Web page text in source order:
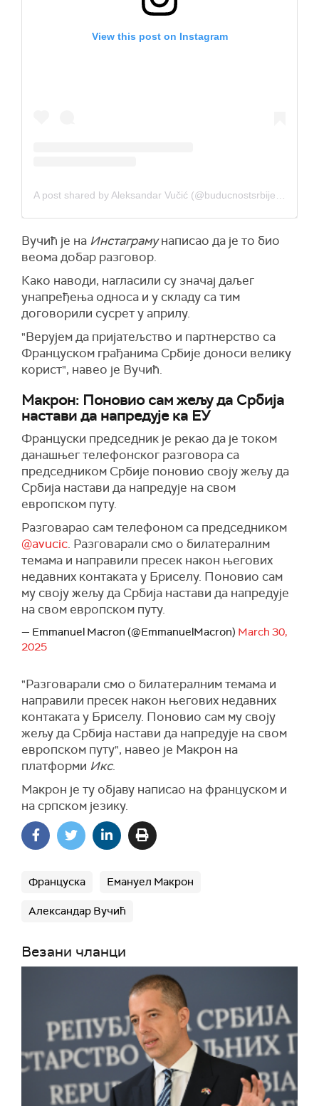
View this post on Instagram
Вучић је на Инстаграмунаписао да је то био
веома добар разговор.
Како наводи, нагласили су значај даљег
унапређења односа и у складу са тим
договорили сусрет у априлу.
"Верујем да пријатељство и партнерство са
Француском грађанима Србије доноси велику
корист", навео је Вучић.
Макрон: Поновио сам жељу да Србија
настави да напредује ка ЕУ
Француски председник је рекао да је током
данашњег телефонског разговора са
председником Србије поновио своју жељу да
Србија настави да напредује на свом
европском путу.
Разговарао сам телефоном са председником
@avucic. Разговарали смо о билатералним
темама и направили пресек након његових
недавних контаката у Бриселу. Поновио сам
му своју жељу да Србија настави да напредује
на свом европском путу.
— Emmanuel Macron (@EmmanuelMacron) March 30,
2025
"Разговарали смо о билатералним темама и
направили пресек након његових недавних
контаката у Бриселу. Поновио сам му своју
жељу да Србија настави да напредује на свом
европском путу", навео је Макрон на
платформи Икс.
Макрон је ту објаву написао на француском и
на српском језику.
Француска Емануел Макрон
Александар Вучић
Везани чланци